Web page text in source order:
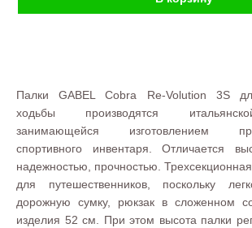
Палки GABEL Cobra Re-Volution 3S
ходьбы производятся
занимающейся изготовлением
спортивного инвентаря. Отличается
надежностью, прочностью.
для путешественников, поскольку
дорожную сумку, рюкзак в сложенном
изделия 52 см. При этом высота палки